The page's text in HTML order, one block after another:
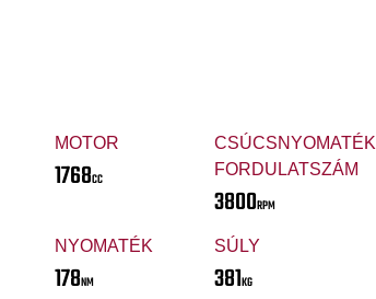
MOTOR
1768CC
CSÚCSNYOMATÉK
FORDULATSZÁM
3800RPM
NYOMATÉK
178NM
SÚLY
381KG